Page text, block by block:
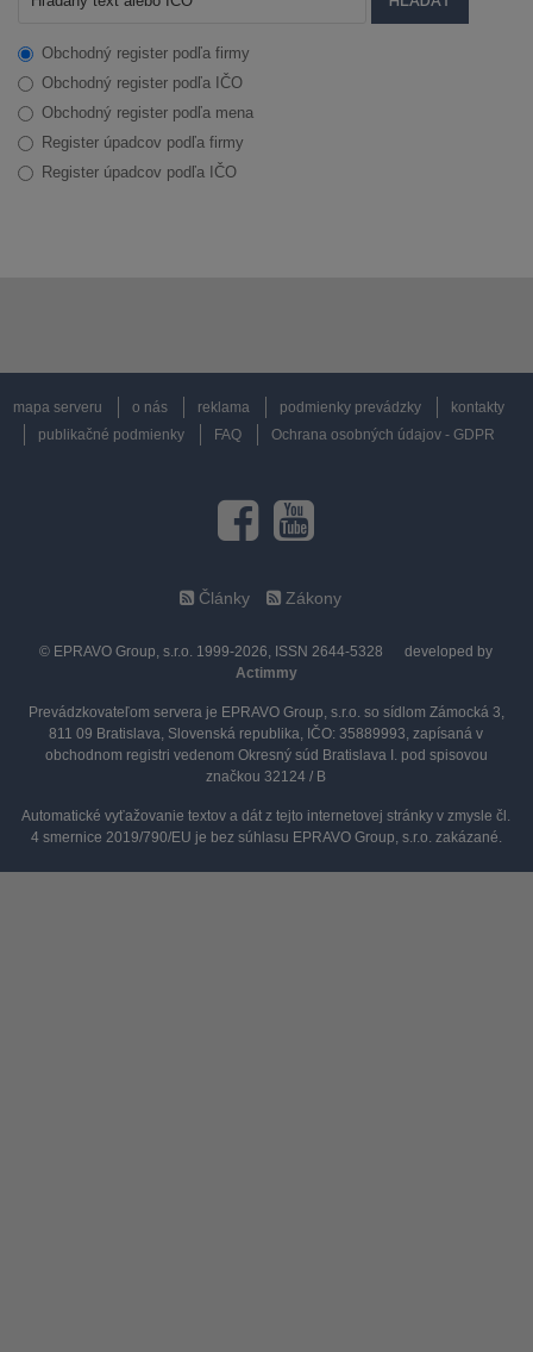
Obchodný register podľa firmy
Obchodný register podľa IČO
Obchodný register podľa mena
Register úpadcov podľa firmy
Register úpadcov podľa IČO
mapa serveru o nás reklama podmienky prevádzky
kontakty
publikačné podmienky
FAQ Ochrana osobných údajov - GDPR
Články Zákony
© EPRAVO Group, s.r.o. 1999-2026, ISSN 2644-5328
developed by
Actimmy
Prevádzkovateľom servera je EPRAVO Group, s.r.o. so sídlom Zámocká 3,
811 09 Bratislava, Slovenská republika, IČO: 35889993, zapísaná v
obchodnom registri vedenom Okresný súd Bratislava I. pod spisovou
značkou 32124 / B
Automatické vyťažovanie textov a dát z tejto internetovej stránky v zmysle čl.
4 smernice 2019/790/EU je bez súhlasu EPRAVO Group, s.r.o. zakázané.